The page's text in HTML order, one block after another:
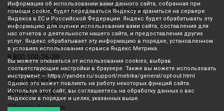
Все права защищены © 2003-2026 Вилор
Политика конфиденциальности
Звонок по России бесплатный
8 800 100-26-20
Принимаем звонки
(846) 207-34-20
(846) 207-34-21
Обратный звонок
Информация об использовании вами данного сайта, собранная при
помощи cookie, будет передаваться Яндексу и храниться на сервере
Яндекса в ЕС и Российской Федерации. Яндекс будет обрабатывать эту
информацию для оценки использования вами сайта, составления для
нас отчетов о деятельности нашего сайта, и предоставления других
услуг. Яндекс обрабатывает эту информацию в порядке, установленном
в условиях использования сервиса Яндекс Метрика.
Вы можете отказаться от использования cookies, выбрав
соответствующие настройки в браузере. Также вы можете использовать
инструмент — https://yandex.ru/support/metrika/general/opt-out.html
Однако это может повлиять на работу некоторых функций сайта.
Используя этот сайт, вы соглашаетесь на обработку данных о вас
Яндексом в порядке и целях, указанных выше.